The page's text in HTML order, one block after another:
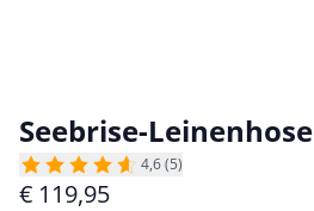
Seebrise-Leinenhose
4,6 (5)
€ 119,95